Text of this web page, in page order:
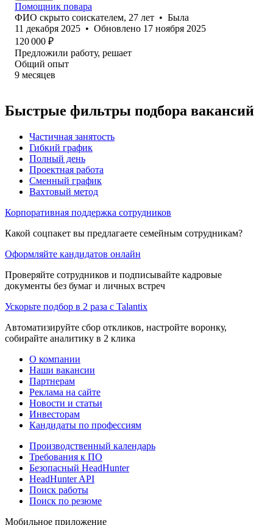
Помощник повара
ФИО скрыто соискателем, 27 лет • Была
11 декабря 2025 • Обновлено 17 ноября 2025
120 000 ₽
Предложили работу, решает
Общий опыт
9 месяцев
Быстрые фильтры подбора вакансий
Частичная занятость
Гибкий график
Полный день
Проектная работа
Сменный график
Вахтовый метод
Корпоративная поддержка сотрудников
Какой соцпакет вы предлагаете семейным сотрудникам?
Оформляйте кандидатов онлайн
Проверяйте сотрудников и подписывайте кадровые
документы без бумаг и личных встреч
Ускорьте подбор в 2 раза с Talantix
Автоматизируйте сбор откликов, настройте воронку,
собирайте аналитику в 2 клика
О компании
Наши вакансии
Партнерам
Реклама на сайте
Новости и статьи
Инвесторам
Кандидаты по профессиям
Производственный календарь
Требования к ПО
Безопасный HeadHunter
HeadHunter API
Поиск работы
Поиск по резюме
Мобильное приложение